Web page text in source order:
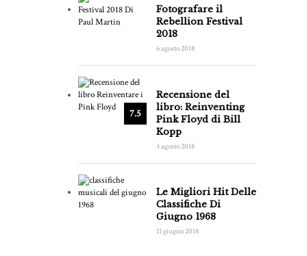
Fotografare il
Rebellion Festival
2018
6 agosto 2018
7.5
Recensione del
libro: Reinventing
Pink Floyd di Bill
Kopp
3 agosto 2018
Le Migliori Hit Delle
Classifiche Di
Giugno 1968
11 giugno 2018